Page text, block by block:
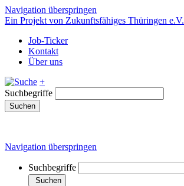
Navigation überspringen
Ein Projekt von Zukunftsfähiges Thüringen e.V.
Job-Ticker
Kontakt
Über uns
+
Suchbegriffe
Suchen
Navigation überspringen
Suchbegriffe
Suchen